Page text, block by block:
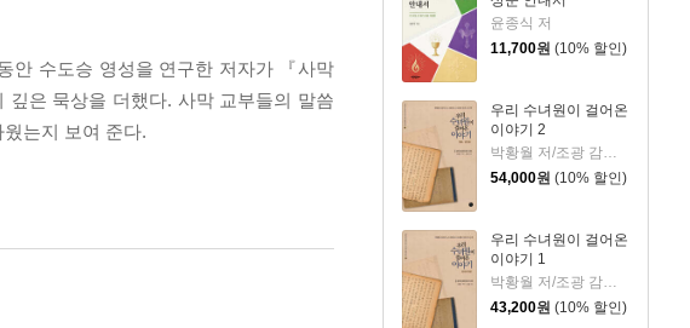
윤종식 저
11,700원 (10% 할인)
우리 수녀원이 걸어온
이야기 2
54,000원 (10% 할인)
우리 수녀원이 걸어온
이야기 1
43,200원 (10% 할인)
안 수도승 영성을 연구한 저자가 『사막
은 묵상을 더했다. 사막 교부들의 말씀
는지 보여 준다.